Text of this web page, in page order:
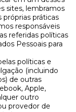
sites, lembramos
próprias práticas
responsáveis
referidas políticas
Pessoais para
políticas e
(incluindo
de outras
Apple,
outro
provedor de